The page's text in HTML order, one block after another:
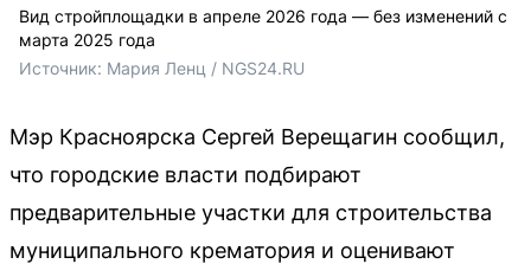
Вид стройплощадки в апреле 2026 года — без изменений с
марта 2025 года
Источник: Мария Ленц / NGS24.RU
Мэр Красноярска Сергей Верещагин сообщил,
что городские власти подбирают
предварительные участки для строительства
муниципального крематория и оценивают